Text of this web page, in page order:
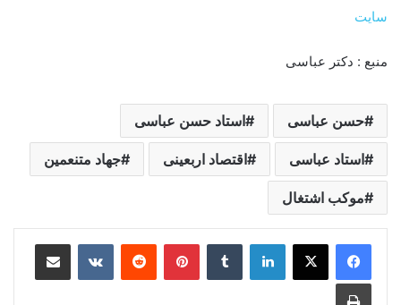
سایت
منبع : دکتر عباسی
حسن عباسی استاد حسن عباسی
استاد عباسی اقتصاد اربعینی جهاد متنعمین
موکب اشتغال
لینکدین ‫تامبلر ‫پین‌ترست‫رددیت ‫VKontakteاشتراک گذاری از طریق ایمیل
چاپ